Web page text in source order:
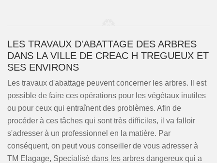
LES TRAVAUX D'ABATTAGE DES ARBRES
DANS LA VILLE DE CREAC H TREGUEUX ET
SES ENVIRONS
Les travaux d'abattage peuvent concerner les arbres. Il est
possible de faire ces opérations pour les végétaux inutiles
ou pour ceux qui entraînent des problèmes. Afin de
procéder à ces tâches qui sont très difficiles, il va falloir
s'adresser à un professionnel en la matière. Par
conséquent, on peut vous conseiller de vous adresser à
TM Elagage, Specialisé dans les arbres dangereux qui a